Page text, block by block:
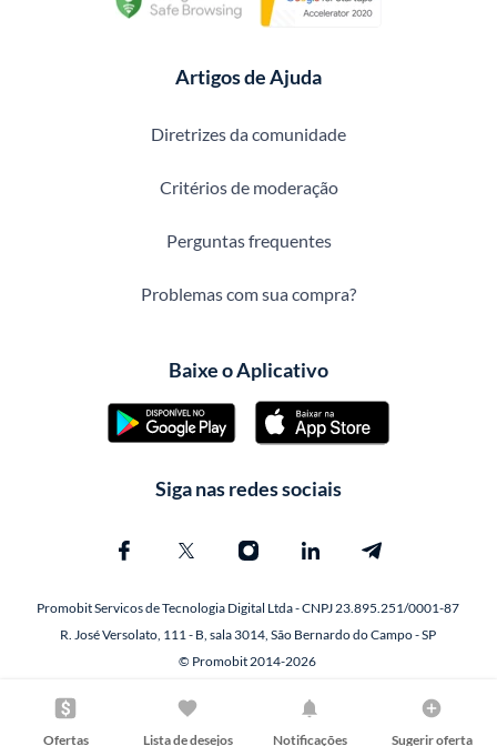
Ofertas Lista de desejos Notificações Sugerir oferta
Artigos de Ajuda
Diretrizes da comunidade
Critérios de moderação
Perguntas frequentes
Problemas com sua compra?
Baixe o Aplicativo
Siga nas redes sociais
Promobit Servicos de Tecnologia Digital Ltda - CNPJ 23.895.251/0001-87
R. José Versolato, 111 - B, sala 3014, São Bernardo do Campo - SP
© Promobit 2014-2026